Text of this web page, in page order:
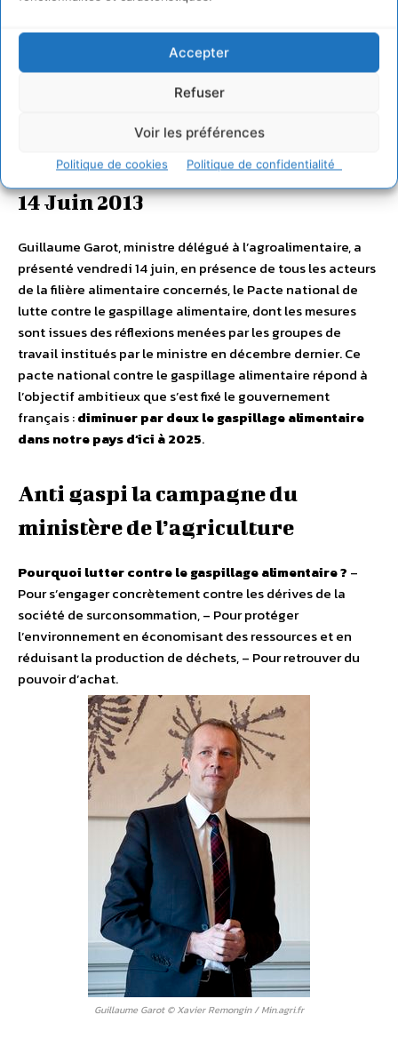
Accepter
Refuser
Voir les préférences
Politique de cookies Politique de confidentialité
Le 9 septembre, France Nature Environnement signe le pacte de Guillaume Garot
14 Juin 2013
Guillaume Garot, ministre délégué à l’agroalimentaire, a
présenté vendredi 14 juin, en présence de tous les acteurs
de la filière alimentaire concernés, le Pacte national de
lutte contre le gaspillage alimentaire, dont les mesures
sont issues des réflexions menées par les groupes de
travail institués par le ministre en décembre dernier. Ce
pacte national contre le gaspillage alimentaire répond à
l’objectif ambitieux que s’est fixé le gouvernement
français :diminuer par deux le gaspillage alimentaire
dans notre pays d’ici à 2025.
Anti gaspi la campagne du
ministère de l’agriculture
Pourquoi lutter contre le gaspillage alimentaire ? –
Pour s’engager concrètement contre les dérives de la
société de surconsommation, – Pour protéger
l’environnement en économisant des ressources et en
réduisant la production de déchets, – Pour retrouver du
pouvoir d’achat.
Guillaume Garot © Xavier Remongin / Min.agri.fr